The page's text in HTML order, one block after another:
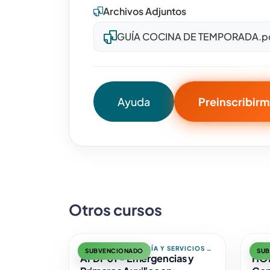
Archivos Adjuntos
GUÍA COCINA DE
Ayuda
Otros cursos
SUBVENCIONADO
TURISMO, HOSTELERÍA Y SERVICIOS A
LAS PERSONAS
AFDP01 - Emergencias y
LAS